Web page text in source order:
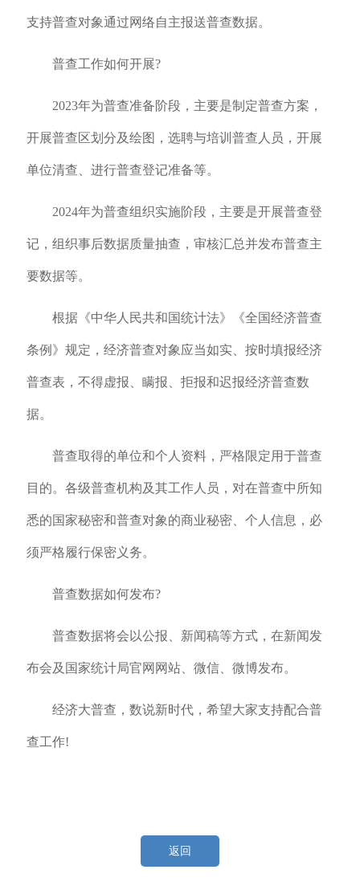
支持普查对象通过网络自主报送普查数据。
普查工作如何开展?
2023年为普查准备阶段，主要是制定普查方案，
开展普查区划分及绘图，选聘与培训普查人员，开展
单位清查、进行普查登记准备等。
2024年为普查组织实施阶段，主要是开展普查登
记，组织事后数据质量抽查，审核汇总并发布普查主
要数据等。
根据《中华人民共和国统计法》《全国经济普查
条例》规定，经济普查对象应当如实、按时填报经济
普查表，不得虚报、瞒报、拒报和迟报经济普查数
据。
普查取得的单位和个人资料，严格限定用于普查
目的。各级普查机构及其工作人员，对在普查中所知
悉的国家秘密和普查对象的商业秘密、个人信息，必
须严格履行保密义务。
普查数据如何发布?
普查数据将会以公报、新闻稿等方式，在新闻发
布会及国家统计局官网网站、微信、微博发布。
经济大普查，数说新时代，希望大家支持配合普
查工作!
返回